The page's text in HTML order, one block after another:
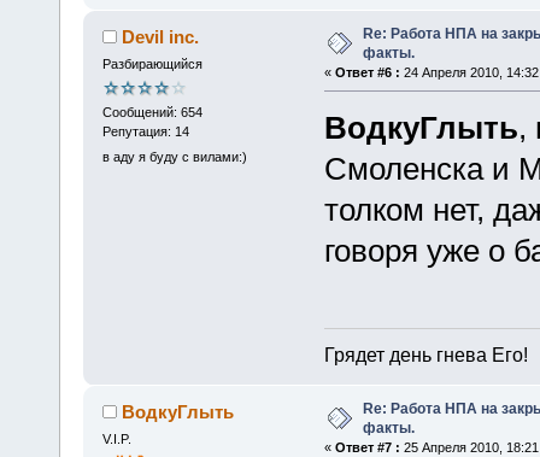
Devil inc.
Разбирающийся
Сообщений: 654
Репутация: 14
в аду я буду с вилами:)
Re: Работа НПА на
факты.
« Ответ #6 : 24 Апреля 2010,
ВодкуГлыть,
Смоленска и
толком нет,
говоря уже о
Грядет день гнева Его!
ВодкуГлыть
V.I.P.
Re: Работа НПА на
факты.
« Ответ #7 : 25 Апреля 2010,